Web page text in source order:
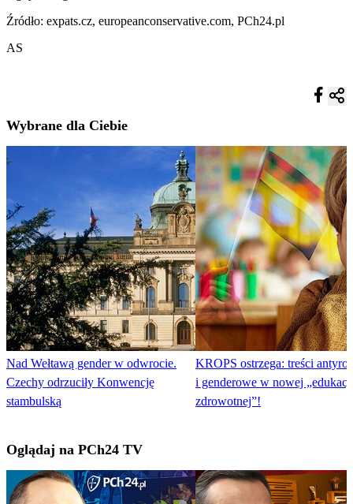
Źródło: expats.cz, europeanconservative.com, PCh24.pl
AS
Wybrane dla Ciebie
Nad Wełtawą gender w odwrocie.
Czechy odrzuciły Konwencję
stambulską
KROPS ostrzega: treści
i genderowe w nowej „edukacji
zdrowotnej”!
Oglądaj na PCh24 TV